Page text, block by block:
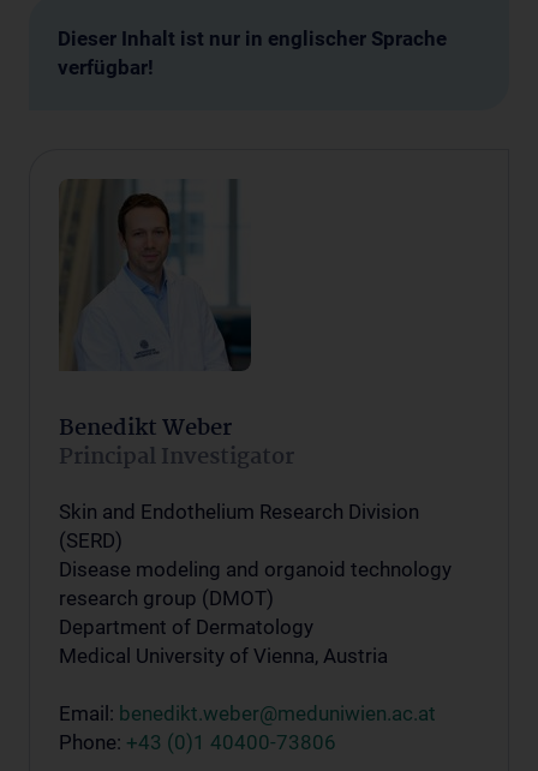
Dieser Inhalt ist nur in englischer Sprache
verfügbar!
Benedikt Weber
Principal Investigator
Skin and Endothelium Research Division
(SERD)
Disease modeling and organoid technology
research group (DMOT)
Department of Dermatology
Medical University of Vienna, Austria
Email: benedikt.weber@meduniwien.ac.at
Phone: +43 (0)1 40400-73806